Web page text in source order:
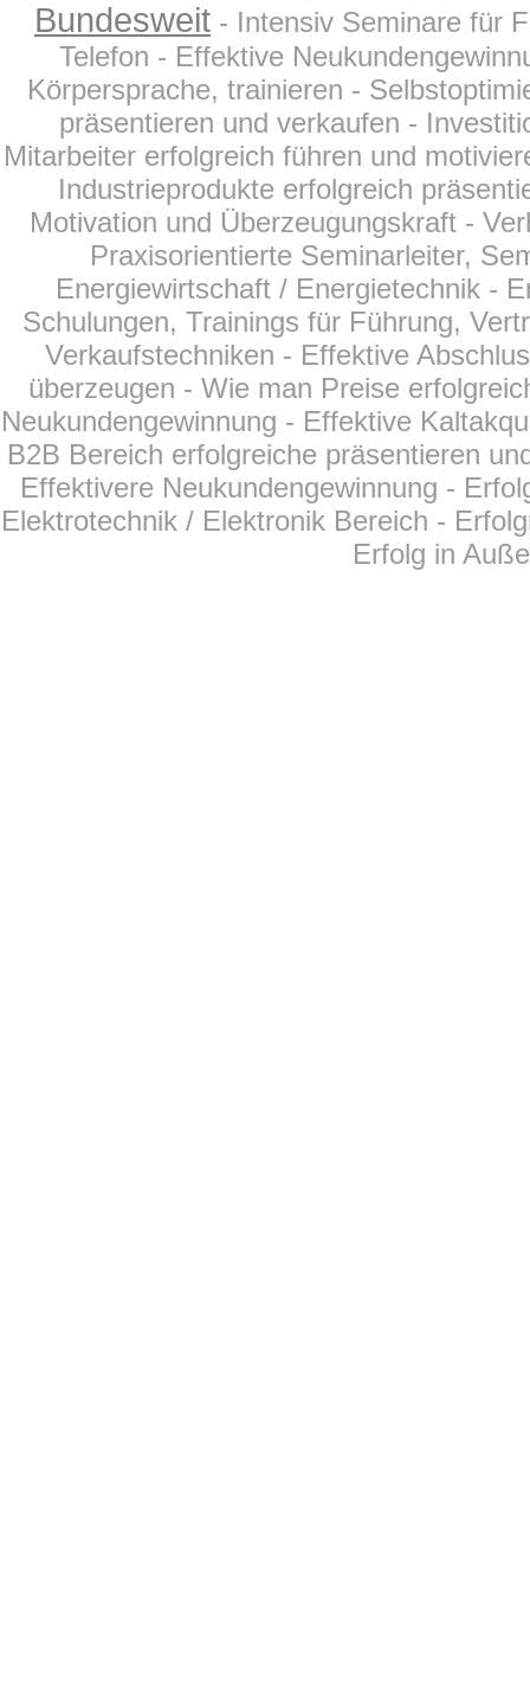
Bundesweit - Intensiv Seminare für
Telefon - Effektive
Körpersprache, trainieren -
präsentieren und verkaufen -
Mitarbeiter erfolgreich führen und
Industrieprodukte erfolgreich
Motivation und Überzeugungskraft -
Praxisorientierte Seminarleiter,
Energiewirtschaft / Energietechnik -
Schulungen, Trainings für Führung,
Verkaufstechniken - Effektive
überzeugen - Wie man Preise
Neukundengewinnung - Effektive
B2B Bereich erfolgreiche präsentieren
Effektivere Neukundengewinnung -
Elektrotechnik / Elektronik Bereich -
Erfolg in